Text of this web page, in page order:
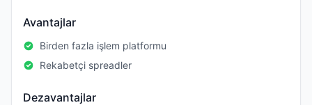
Avantajlar
Birden fazla işlem platformu
Rekabetçi spreadler
Dezavantajlar